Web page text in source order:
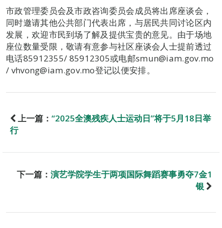
市政管理委员会及市政咨询委员会成员将出席座谈会，
同时邀请其他公共部门代表出席，与居民共同讨论区内
发展，欢迎市民到场了解及提供宝贵的意见。由于场地
座位数量受限，敬请有意参与社区座谈会人士提前透过
电话85912355/ 85912305或电邮smun@iam.gov.mo
/ vhvong@iam.gov.mo登记以便安排。
上一篇： “2025全澳残疾人士运动日”将于5月18日举
行
下一篇： 演艺学院学生于两项国际舞蹈赛事勇夺7金1
银